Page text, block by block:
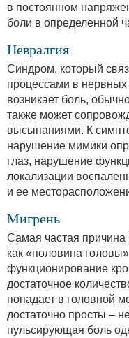
в постоянном
боли в определенной
Невралгия
Синдром, который
процессами в нервных
возникает боль,
также может
высыпаниями. К
нарушение мимики
глаз, нарушение
локализации
и ее
Мигрень
Самая частая причина
как «половина
функционирование
достаточное
попадает в головной
достаточно просты –
пульсирующая боль